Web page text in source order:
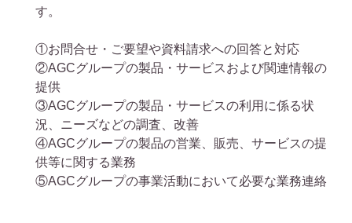
す。
①お問合せ・ご要望や資料請求への回答と対応
②AGCグループの製品・サービスおよび関連情報の
提供
③AGCグループの製品・サービスの利用に係る状
況、ニーズなどの調査、改善
④AGCグループの製品の営業、販売、サービスの提
供等に関する業務
⑤AGCグループの事業活動において必要な業務連絡